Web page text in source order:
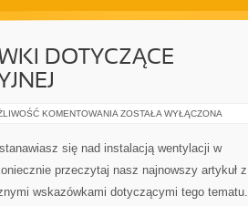
DOTYCZĄCE
KOMENTOWANIA PRAKTYCZNE
INSTALACJI
WENTYLACYJNEJ
ZOSTAŁA WYŁĄCZONA
się nad instalacją wentylacji w
przeczytaj nasz najnowszy artykuł z
wskazówkami dotyczącymi tego tematu.